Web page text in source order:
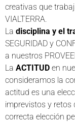
creativas que
VIALTERRA.
La disciplina y el
SEGURIDAD y
a nuestros
La ACTITUD en
consideramos la
actitud es una
imprevistos y retos
correcta elección